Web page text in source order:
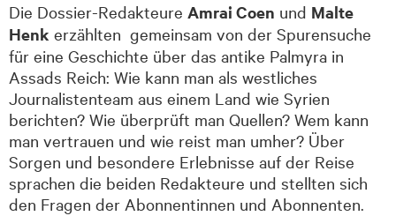
Die Dossier-Redakteure Amrai Coen und Malte
Henk erzählten gemeinsam von der Spurensuche
für eine Geschichte über das antike Palmyra in
Assads Reich: Wie kann man als westliches
Journalistenteam aus einem Land wie Syrien
berichten? Wie überprüft man Quellen? Wem kann
man vertrauen und wie reist man umher? Über
Sorgen und besondere Erlebnisse auf der Reise
sprachen die beiden Redakteure und stellten sich
den Fragen der Abonnentinnen und Abonnenten.